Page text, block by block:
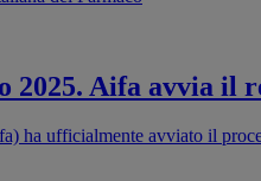
2025. Aifa avvia
ha ufficialmente avviato il